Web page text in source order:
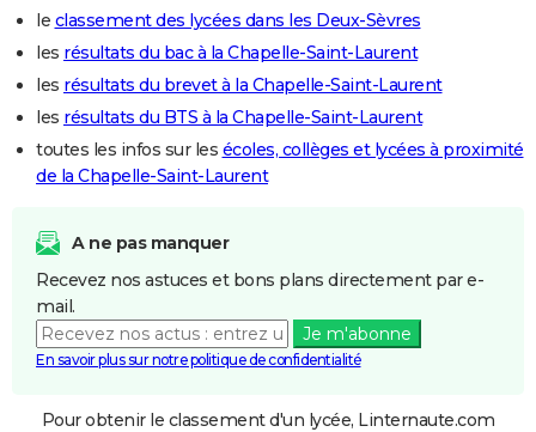
le classement des lycées dans les Deux-Sèvres
les résultats du bac à la Chapelle-Saint-Laurent
les résultats du brevet à la Chapelle-Saint-Laurent
les résultats du BTS à la Chapelle-Saint-Laurent
toutes les infos sur les écoles, collèges et lycées à proximité
de la Chapelle-Saint-Laurent
A ne pas manquer
Recevez nos astuces et bons plans directement par e-
mail.
Je m'abonne
En savoir plus sur notre politique de confidentialité
Pour obtenir le classement d'un lycée, Linternaute.com